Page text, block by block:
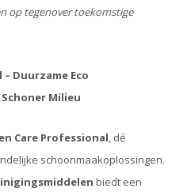
op tegenover toekomstige
Duurzame Eco
Milieu
Care Professional, dé
schoonmaakoplossingen.
biedt een